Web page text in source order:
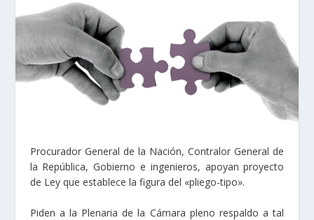
Procurador General de la Nación, Contralor General de
la República, Gobierno e ingenieros, apoyan proyecto
de Ley que establece la figura del «pliego-tipo».
Piden a la Plenaria de la Cámara pleno respaldo a tal